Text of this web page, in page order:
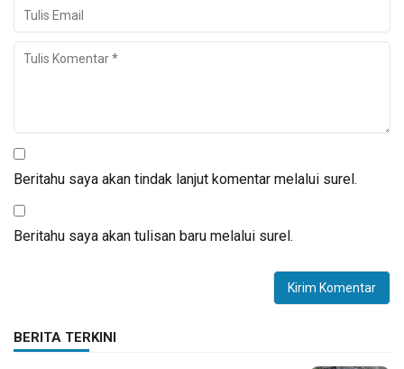
Beritahu saya akan tindak lanjut komentar melalui surel.
Beritahu saya akan tulisan baru melalui surel.
BERITA TERKINI